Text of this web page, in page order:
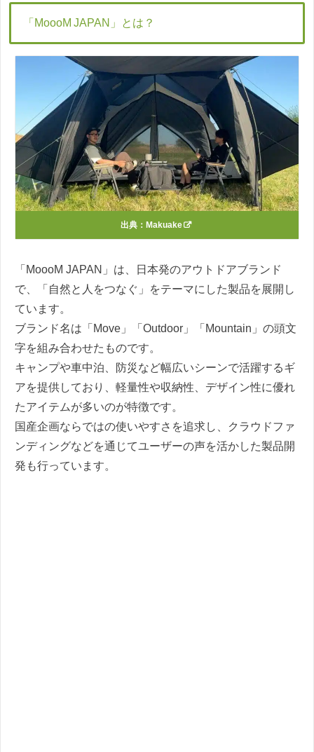
「MoooM JAPAN」とは？
出典： Makuake
「MoooM JAPAN」は、日本発のアウトドアブランド
で、「自然と人をつなぐ」をテーマにした製品を展開し
ています。
ブランド名は「Move」「Outdoor」「Mountain」の頭文
字を組み合わせたものです。
キャンプや車中泊、防災など幅広いシーンで活躍するギ
アを提供しており、軽量性や収納性、デザイン性に優れ
たアイテムが多いのが特徴です。
国産企画ならではの使いやすさを追求し、クラウドファ
ンディングなどを通じてユーザーの声を活かした製品開
発も行っています。